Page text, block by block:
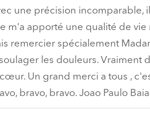
une précision incomparable,
m'a apporté une qualité de
remercier spécialement
les douleurs. Vraiment
Un grand merci a tous ,
bravo, bravo. Joao Paulo